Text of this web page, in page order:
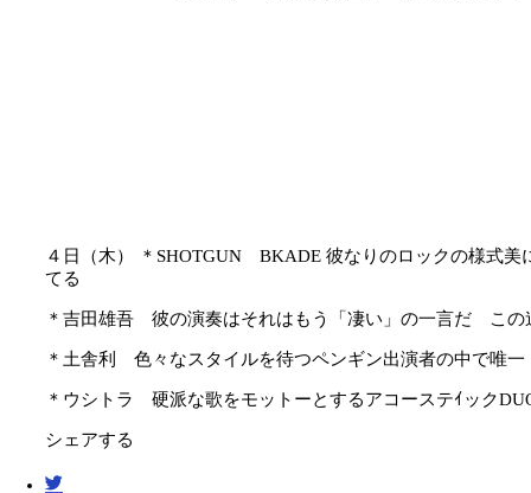
４日（木）
＊SHOTGUN BKADE 彼なりのロックの様式
てる
＊吉田雄吾 彼の演奏はそれはもう「凄い」の一言だ この
＊土舎利 色々なスタイルを待つペンギン出演者の中で唯
＊ウシトラ 硬派な歌をモットーとするアコーステｲック
シェアする